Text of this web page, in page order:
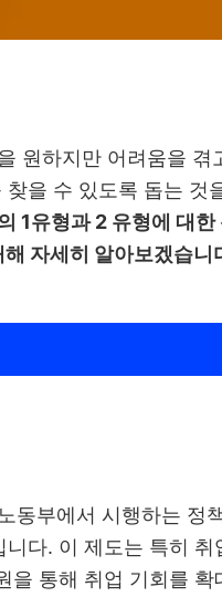
원하지만 어려움을
을 수 있도록 돕는 것
1유형과 2 유형에 대
자세히 알아보겠습니
동부에서 시행하는 정
다. 이 제도는 특히
을 통해 취업 기회를